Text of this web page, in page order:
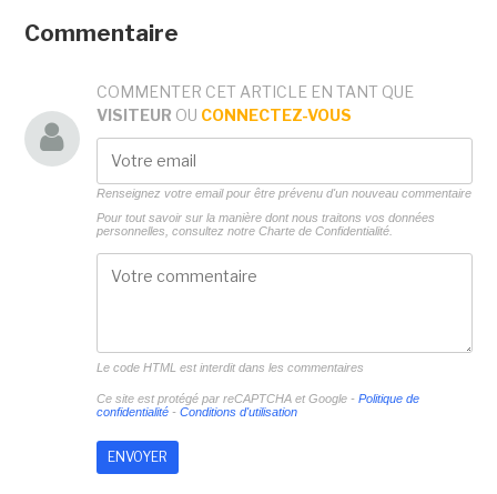
Commentaire
COMMENTER CET ARTICLE EN TANT QUE
VISITEUR OU CONNECTEZ-VOUS
Renseignez votre email pour être prévenu d'un nouveau commentaire
Pour tout savoir sur la manière dont nous traitons vos données
personnelles, consultez notre Charte de Confidentialité.
Le code HTML est interdit dans les commentaires
Ce site est protégé par reCAPTCHA et Google - Politique de
confidentialité- Conditions d'utilisation